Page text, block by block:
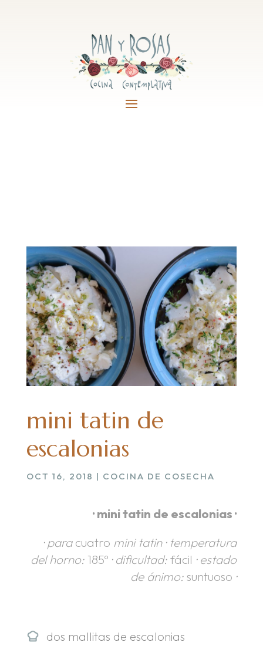
mini tatin de
escalonias
OCT 16, 2018 | COCINA DE COSECHA
· mini tatin de escalonias ·
· paracuatro mini tatin · temperatura
del horno: 185º · dificultad:fácil · estado
de ánimo:suntuoso ·
dos mallitas de escalonias